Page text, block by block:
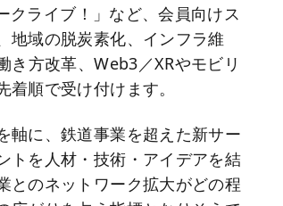
クライブ！」など、会員向けス
地域の脱炭素化、インフラ維
方改革、Web3／XRやモビリ
順で受け付けます。
軸に、鉄道事業を超えた新サー
トを人材・技術・アイデアを結
とのネットワーク拡大がどの程